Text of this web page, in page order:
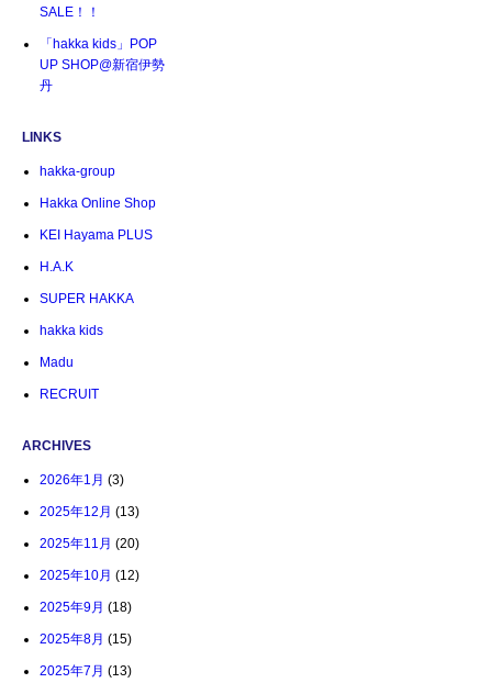
SALE！！
「hakka kids」POP
UP SHOP@新宿伊勢
丹
LINKS
hakka-group
Hakka Online Shop
KEI Hayama PLUS
H.A.K
SUPER HAKKA
hakka kids
Madu
RECRUIT
ARCHIVES
2026年1月 (3)
2025年12月 (13)
2025年11月 (20)
2025年10月 (12)
2025年9月 (18)
2025年8月 (15)
2025年7月 (13)